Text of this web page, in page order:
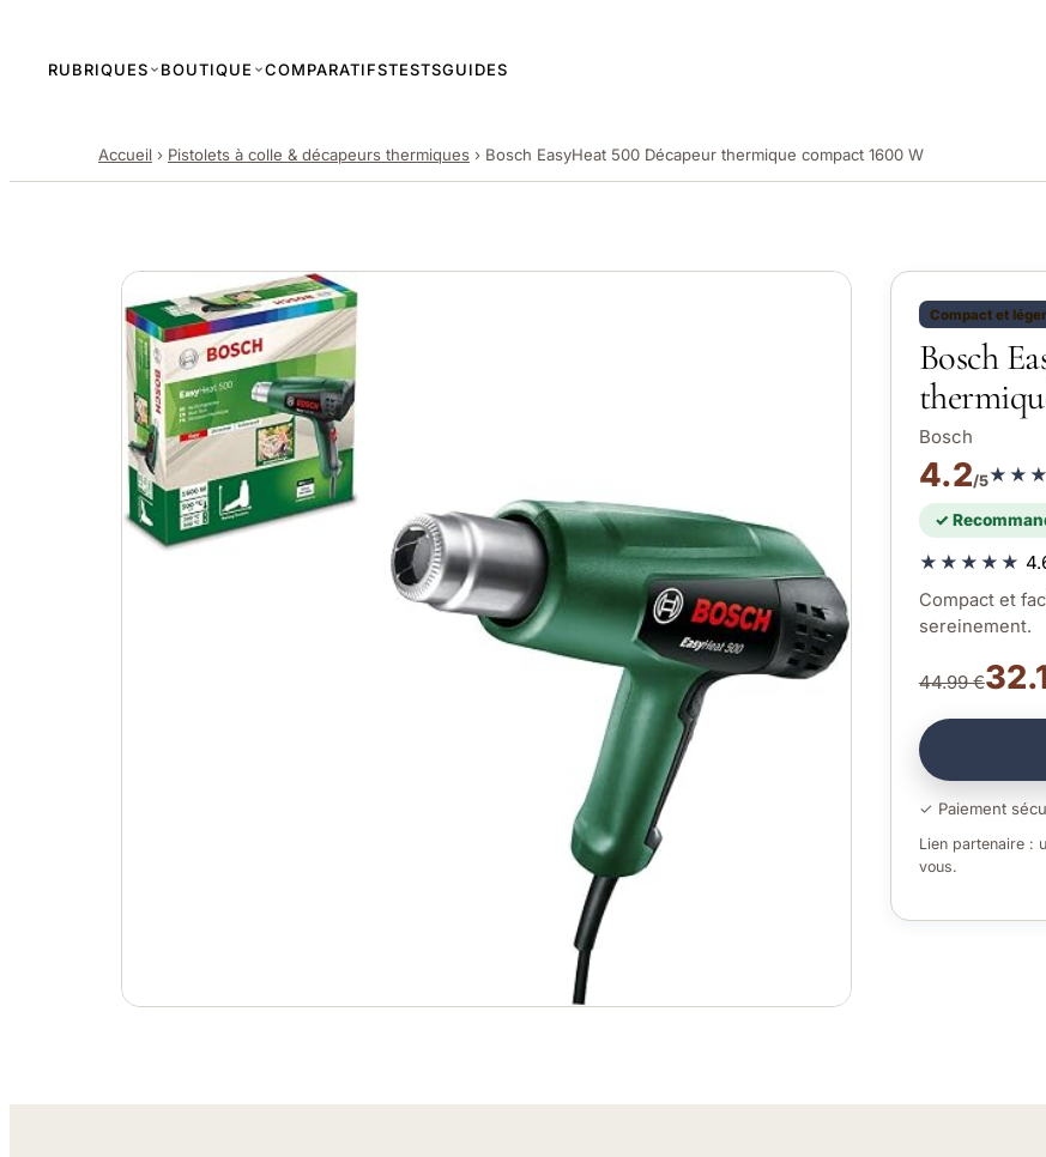
RUBRIQUES BOUTIQUE COMPARATIFSTESTSGUIDES
Accueil › Pistolets à colle & décapeurs thermiques › Bosch EasyHeat 500 Décapeur thermique compact 1600 W
Compact et léger
Bosch
Bosch
4.2/5
✓
★★★★★
Compact et
sereinement.
44.99 €
✓ Paiement
Lien partenaire :
vous.